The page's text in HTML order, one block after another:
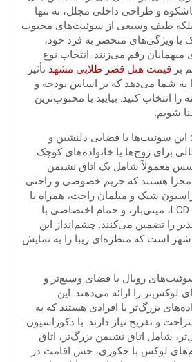
و طراحی داخلی مجلل، نه تنها
طیف وسیعی از سوئیت‌های محبوب
با ویژگی‌های منحصر به فرد خود،
میهمانان رقم می‌زنند. انتخاب نوع
بر قیمت هتل قصر طلایی مشهد تأثیر
به شما می‌دهد که بر اساس بودجه و
را انتخاب کنید. بیایید با محبوب‌ترین
شویم:
این سوئیت‌ها با فضایی دلنشین و
برای زوج‌ها یا خانواده‌های کوچک
معمولاً شامل یک اتاق نشیمن
هستند که حریم خصوصی و راحتی
شیک و مبلمان راحت، همراه با
امکاناتی نظیر تلویزیون LCD، مینی‌بار، و حمام اختصاصی با
را تضمین می‌کنند. چشم‌انداز این
است که منظره‌ای زیبا را به نمایش
رویال با فضای وسیع‌تر و
لوکس‌تر را ارائه می‌دهند. این
بزرگ‌تر یا افرادی هستند که به
و تفریح نیاز دارند. با دکوراسیون
شامل اتاق نشیمن بزرگ‌تر، اتاق
لوکس با جکوزی، حس اقامت در